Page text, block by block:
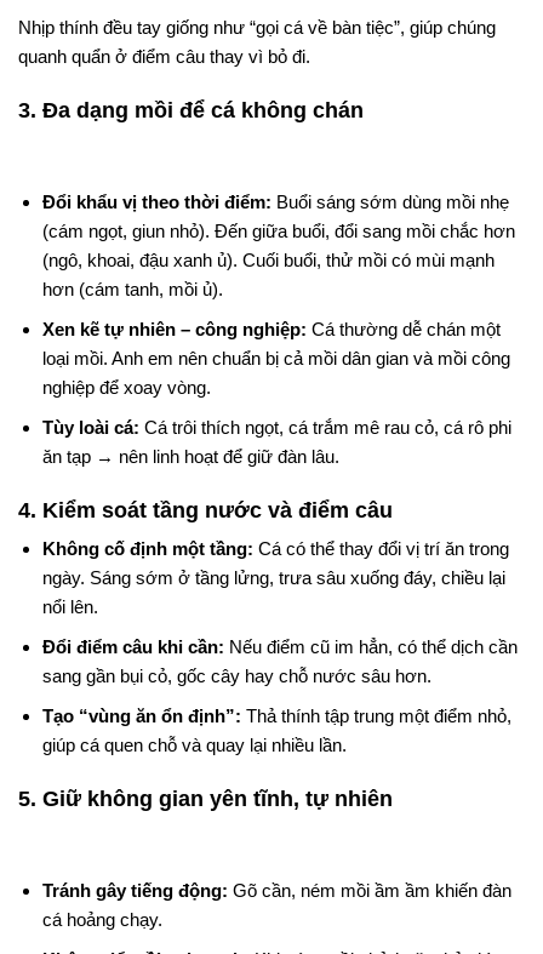
Nhịp thính đều tay giống như “gọi cá về bàn tiệc”, giúp chúng
quanh quẩn ở điểm câu thay vì bỏ đi.
3. Đa dạng mồi để cá không chán
Đổi khẩu vị theo thời điểm: Buổi sáng sớm dùng mồi nhẹ
(cám ngọt, giun nhỏ). Đến giữa buổi, đổi sang mồi chắc hơn
(ngô, khoai, đậu xanh ủ). Cuối buổi, thử mồi có mùi mạnh
hơn (cám tanh, mồi ủ).
Xen kẽ tự nhiên – công nghiệp: Cá thường dễ chán một
loại mồi. Anh em nên chuẩn bị cả mồi dân gian và mồi công
nghiệp để xoay vòng.
Tùy loài cá: Cá trôi thích ngọt, cá trắm mê rau cỏ, cá rô phi
ăn tạp → nên linh hoạt để giữ đàn lâu.
4. Kiểm soát tầng nước và điểm câu
Không cố định một tầng: Cá có thể thay đổi vị trí ăn trong
ngày. Sáng sớm ở tầng lửng, trưa sâu xuống đáy, chiều lại
nổi lên.
Đổi điểm câu khi cần: Nếu điểm cũ im hẳn, có thể dịch cần
sang gần bụi cỏ, gốc cây hay chỗ nước sâu hơn.
Tạo “vùng ăn ổn định”: Thả thính tập trung một điểm nhỏ,
giúp cá quen chỗ và quay lại nhiều lần.
5. Giữ không gian yên tĩnh, tự nhiên
Tránh gây tiếng động: Gõ cần, ném mồi ầm ầm khiến đàn
cá hoảng chạy.